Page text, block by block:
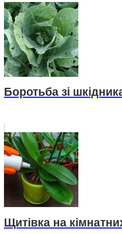
Боротьба зі
Щитівка на